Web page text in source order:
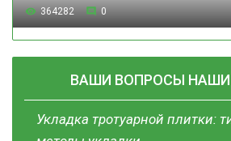
364282 0
ВАШИ ВОПРОСЫ
Укладка тротуарной плитки: